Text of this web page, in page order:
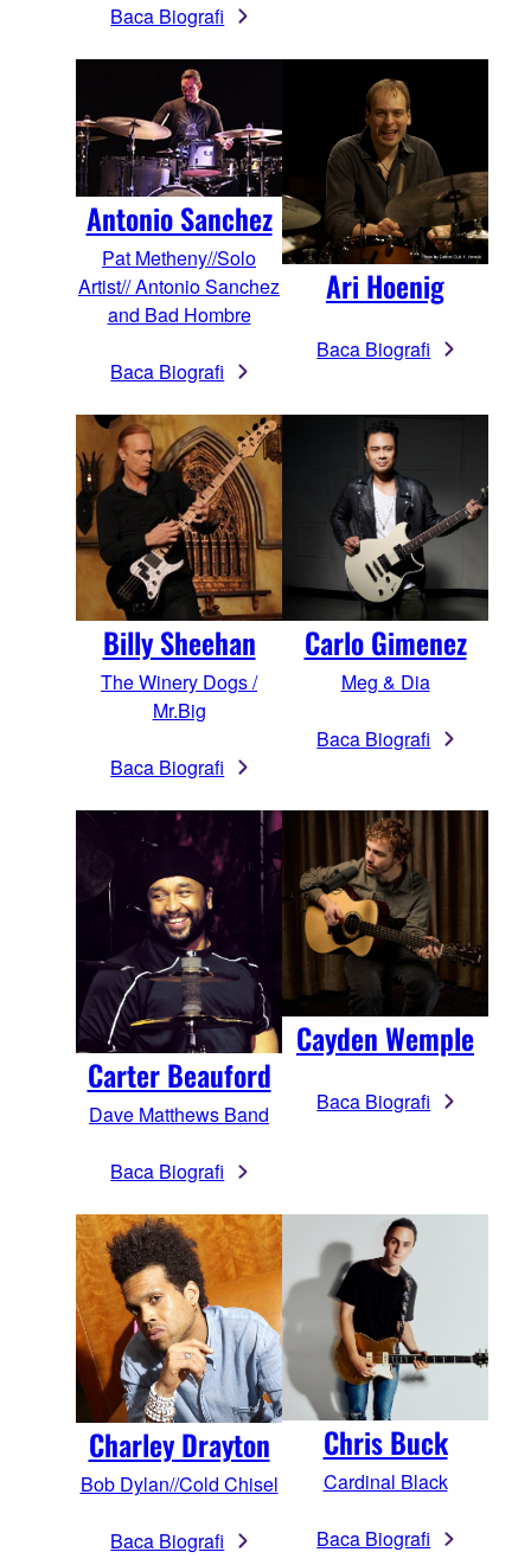
Baca Biografi
Antonio Sanchez
Pat Metheny//Solo
Artist// Antonio Sanchez
and Bad Hombre
Baca Biografi
Ari Hoenig
Baca Biografi
Billy Sheehan
The Winery Dogs /
Mr.Big
Baca Biografi
Carlo Gimenez
Meg & Dia
Baca Biografi
Carter Beauford
Dave Matthews Band
Baca Biografi
Cayden Wemple
Baca Biografi
Charley Drayton
Bob Dylan//Cold Chisel
Baca Biografi
Chris Buck
Cardinal Black
Baca Biografi